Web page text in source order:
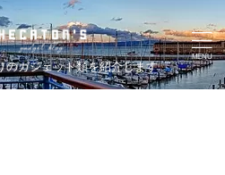
ガジェット類を紹介します